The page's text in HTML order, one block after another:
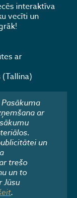
interaktīva
vecīti un
ar
ar
un
trešo
un to
Jūsu
.